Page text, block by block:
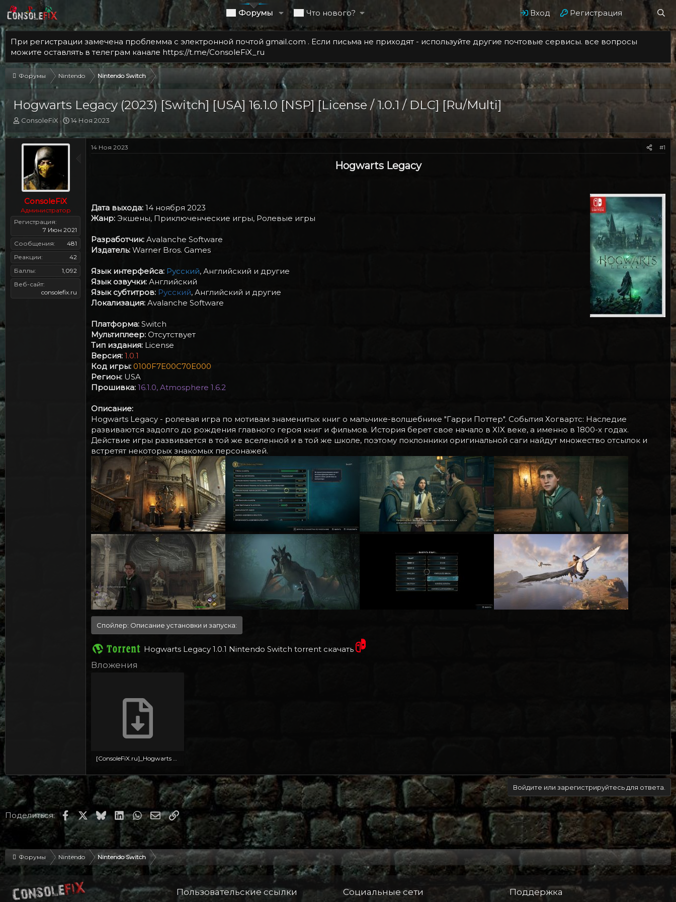
Форумы Что нового? Вход Регистрация
При регистрации замечена проблемма с электронной почтой gmail.com . Если письма не приходят - используйте другие почтовые сервисы. все вопросы
можите оставлять в телеграм канале https://t.me/ConsoleFiX_ru
Форумы Nintendo Nintendo Switch
Hogwarts Legacy (2023) [Switch] [USA] 16.1.0 [NSP] [License / 1.0.1 / DLC] [Ru/Multi]
А
т
о
м
ы
ConsoleFiX
Д
т
14 Ноя 2023
ConsoleFiX
Администратор
Регистрация
7 Июн 2021
Сообщения
481
Реакции
42
Баллы
1,092
Веб-сайт
consolefix.ru
14 Ноя 2023 #1
Hogwarts Legacy​
Дата выхода: 14 ноября 2023
Жанр: Экшены, Приключенческие игры, Ролевые игры
Разработчик: Avalanche Software
Издатель: Warner Bros. Games
Язык интерфейса: Русский, Английский и другие
Язык озвучки: Английский
Язык субтитров: Русский, Английский и другие
Локализация: Avalanche Software
Платформа: Switch
Мультиплеер: Отсутствует
Тип издания: License
Версия: 1.0.1
Код игры: 0100F7E00C70E000
Регион: USA
Прошивка: 16.1.0, Atmosphere 1.6.2
Описание:
Hogwarts Legacy - ролевая игра по мотивам знаменитых книг о мальчике-волшебнике "Гарри Поттер". События Хогвартс: Наследие
развиваются задолго до рождения главного героя книг и фильмов. История берет свое начало в XIX веке, а именно в 1800-х годах.
Действие игры развивается в той же вселенной и в той же школе, поэтому поклонники оригинальной саги найдут множество отсылок и
встретят некоторых знакомых персонажей.
Спойлер: Описание установки и запуска:
Hogwarts Legacy 1.0.1 Nintendo Switch torrent скачать
Вложения
36.9 KB · Просмотры: 11
Войдите или зарегистрируйтесь для ответа.
Поделиться: Facebook
X BlueskyLinkedInWhatsAppЭлектронная почта
Ссылка
Форумы Nintendo Nintendo Switch
Пользовательские ссылки Социальные сети Поддержка